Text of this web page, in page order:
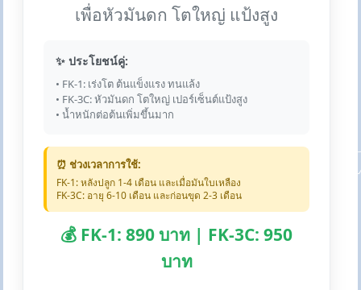
เพื่อหัวมันดก โตใหญ่ แป้งสูง
✨ ประโยชน์คู่:
• FK-1: เร่งโต ต้นแข็งแรง ทนแล้ง
• FK-3C: หัวมันดก โตใหญ่ เปอร์เซ็นต์แป้งสูง
• น้ำหนักต่อต้นเพิ่มขึ้นมาก
⏰ ช่วงเวลาการใช้:
FK-1: หลังปลูก 1-4 เดือน และเมื่อมันใบเหลือง
FK-3C: อายุ 6-10 เดือน และก่อนขุด 2-3 เดือน
💰 FK-1: 890 บาท | FK-3C: 950
บาท